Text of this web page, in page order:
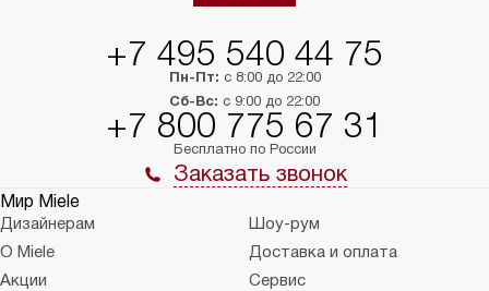
+7 495 540 44 75
Пн-Пт: с 8:00 до 22:00
Сб-Вс: с 9:00 до 22:00
+7 800 775 67 31
Бесплатно по России
Заказать звонок
Мир Miele
Дизайнерам
Шоу-рум
О Miele
Доставка и оплата
Акции
Сервис